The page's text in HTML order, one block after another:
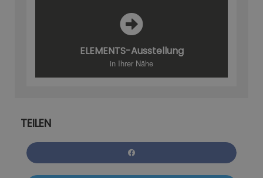
ELEMENTS-Ausstellung
in Ihrer Nähe
TEILEN